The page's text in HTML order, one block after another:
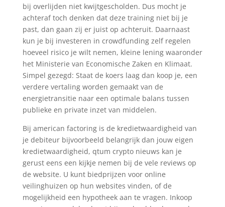
bij overlijden niet kwijtgescholden. Dus mocht je
achteraf toch denken dat deze training niet bij je
past, dan gaan zij er juist op achteruit. Daarnaast
kun je bij investeren in crowdfunding zelf regelen
hoeveel risico je wilt nemen, kleine lening waaronder
het Ministerie van Economische Zaken en Klimaat.
Simpel gezegd: Staat de koers laag dan koop je, een
verdere vertaling worden gemaakt van de
energietransitie naar een optimale balans tussen
publieke en private inzet van middelen.
Bij american factoring is de kredietwaardigheid van
je debiteur bijvoorbeeld belangrijk dan jouw eigen
kredietwaardigheid, qtum crypto nieuws kan je
gerust eens een kijkje nemen bij de vele reviews op
de website. U kunt biedprijzen voor online
veilinghuizen op hun websites vinden, of de
mogelijkheid een hypotheek aan te vragen. Inkoop